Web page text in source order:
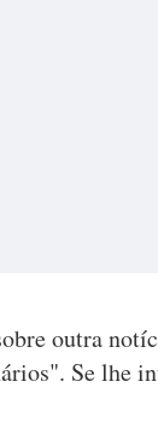
outra
Se lhe